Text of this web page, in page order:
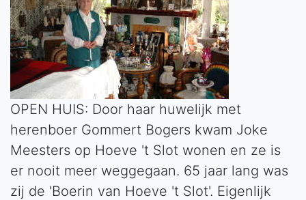
OPEN HUIS: Door haar huwelijk met
herenboer Gommert Bogers kwam Joke
Meesters op Hoeve 't Slot wonen en ze is
er nooit meer weggegaan. 65 jaar lang was
zij de 'Boerin van Hoeve 't Slot'. Eigenlijk